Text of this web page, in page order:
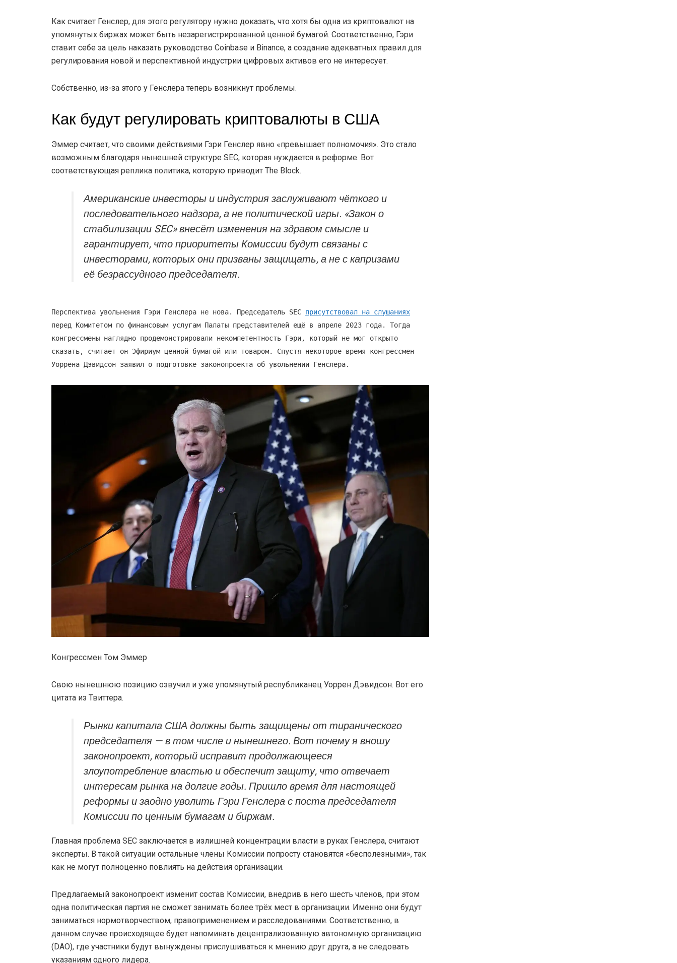
Как считает Генслер, для этого регулятору нужно доказать, что хотя бы одна из криптовалют на
упомянутых биржах может быть незарегистрированной ценной бумагой. Соответственно, Гэри
ставит себе за цель наказать руководство Coinbase и Binance, а создание адекватных правил для
регулирования новой и перспективной индустрии цифровых активов его не интересует.
Собственно, из-за этого у Генслера теперь возникнут проблемы.
Как будут регулировать криптовалюты в США
Эммер считает, что своими действиями Гэри Генслер явно «превышает полномочия». Это стало
возможным благодаря нынешней структуре SEC, которая нуждается в реформе. Вот
соответствующая реплика политика, которую приводит The Block.
Американские инвесторы и индустрия заслуживают чёткого и
последовательного надзора, а не политической игры. «Закон о
стабилизации SEC» внесёт изменения на здравом смысле и
гарантирует, что приоритеты Комиссии будут связаны с
инвесторами, которых они призваны защищать, а не с капризами
её безрассудного председателя.
Перспектива увольнения Гэри Генслера не нова. Председатель SEC присутствовал на слушаниях
перед Комитетом по финансовым услугам Палаты представителей ещё в апреле 2023 года. Тогда
конгрессмены наглядно продемонстрировали некомпетентность Гэри, который не мог открыто
сказать, считает он Эфириум ценной бумагой или товаром. Спустя некоторое время конгрессмен
Уоррена Дэвидсон заявил о подготовке законопроекта об увольнении Генслера.
Конгрессмен Том Эммер
Свою нынешнюю позицию озвучил и уже упомянутый республиканец Уоррен Дэвидсон. Вот его
цитата из Твиттера.
Рынки капитала США должны быть защищены от тиранического
председателя — в том числе и нынешнего. Вот почему я вношу
законопроект, который исправит продолжающееся
злоупотребление властью и обеспечит защиту, что отвечает
интересам рынка на долгие годы. Пришло время для настоящей
реформы и заодно уволить Гэри Генслера с поста председателя
Комиссии по ценным бумагам и биржам.
Главная проблема SEC заключается в излишней концентрации власти в руках Генслера, считают
эксперты. В такой ситуации остальные члены Комиссии попросту становятся «бесполезными», так
как не могут полноценно повлиять на действия организации.
Предлагаемый законопроект изменит состав Комиссии, внедрив в него шесть членов, при этом
одна политическая партия не сможет занимать более трёх мест в организации. Именно они будут
заниматься нормотворчеством, правоприменением и расследованиями. Соответственно, в
данном случае происходящее будет напоминать децентрализованную автономную организацию
(DAO), где участники будут вынуждены прислушиваться к мнению друг друга, а не следовать
указаниям одного лидера.